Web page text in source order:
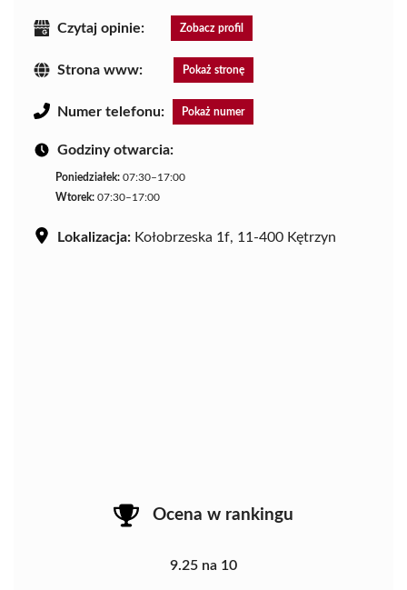
Czytaj opinie: Zobacz profil
Strona www: Pokaż stronę
Numer telefonu: Pokaż numer
Godziny otwarcia:
Poniedziałek: 07:30–17:00
Wtorek: 07:30–17:00
Lokalizacja: Kołobrzeska 1f, 11-400 Kętrzyn
Ocena w rankingu
9.25 na 10